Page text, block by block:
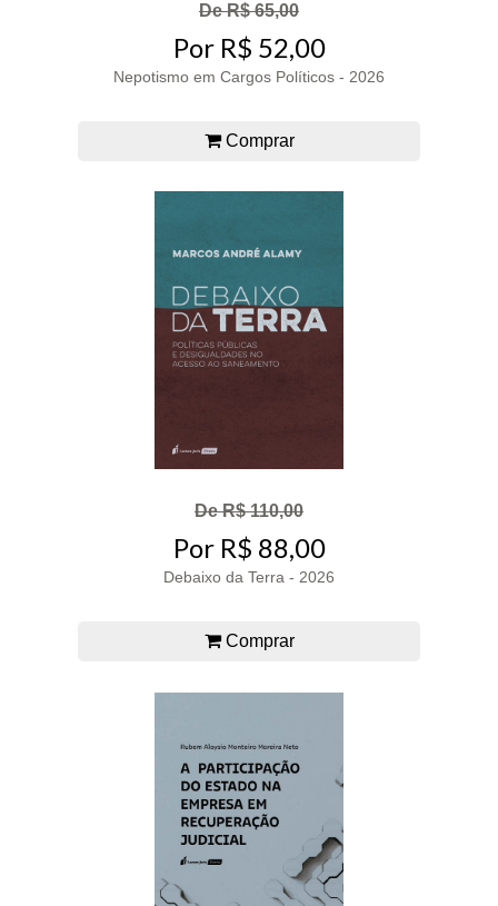
De R$ 65,00
Por R$ 52,00
Nepotismo em Cargos Políticos - 2026
Comprar
De R$ 110,00
Por R$ 88,00
Debaixo da Terra - 2026
Comprar